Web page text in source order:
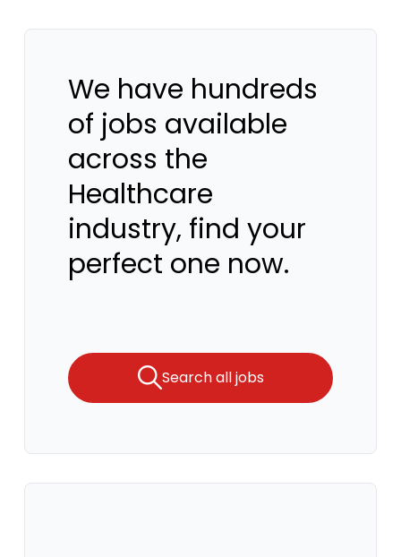
We have hundreds
of jobs available
across the
Healthcare
industry, find your
perfect one now.
Search all jobs